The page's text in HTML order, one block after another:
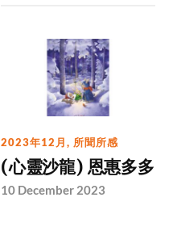
2023年12月, 所聞所感
(心靈沙龍) 恩惠多多
10 December 2023